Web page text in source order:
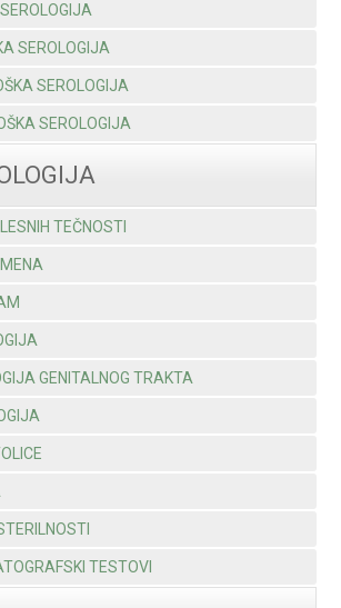
SEROLOGIJA
SEROLOGIJA
SEROLOGIJA
TEČNOSTI
GENITALNOG TRAKTA
TESTOVI